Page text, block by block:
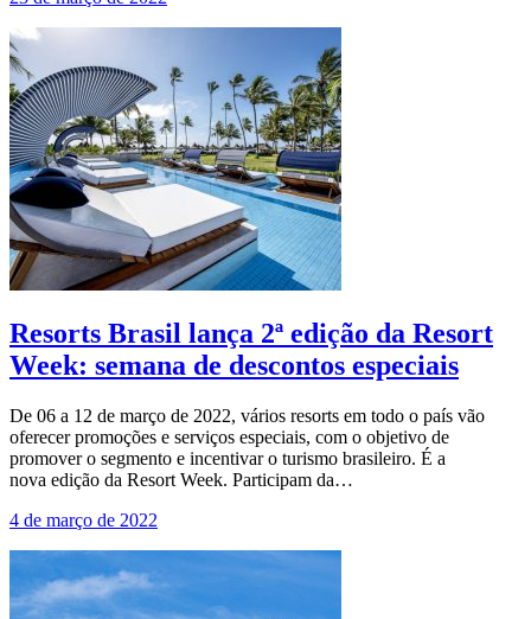
Resorts Brasil lança 2ª edição da Resort
Week: semana de descontos especiais
De 06 a 12 de março de 2022, vários resorts em todo o país vão
oferecer promoções e serviços especiais, com o objetivo de
promover o segmento e incentivar o turismo brasileiro. É a
nova edição da Resort Week. Participam da…
4 de março de 2022